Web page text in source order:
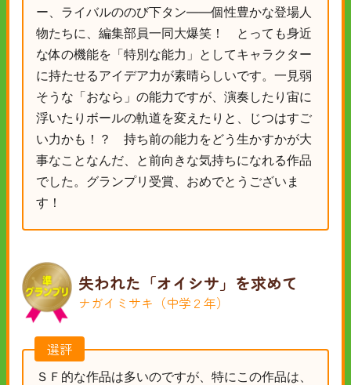
ー、ライバルののび下タン――個性豊かな登場人
物たちに、編集部員一同大爆笑！ とっても身近
な体の機能を「特別な能力」としてキャラクター
に持たせるアイデア力が素晴らしいです。一見弱
そうな「おなら」の能力ですが、演奏したり宙に
浮いたりボールの軌道を変えたりと、じつはすご
い力かも！？ 持ち前の能力をどう生かすかが大
事なことなんだ、と前向きな気持ちになれる作品
でした。グランプリ受賞、おめでとうございま
す！
失われた「オイシサ」を求めて
ナガイミサキ（中学２年）
選評
ＳＦ的な作品は多いのですが、特にこの作品は、